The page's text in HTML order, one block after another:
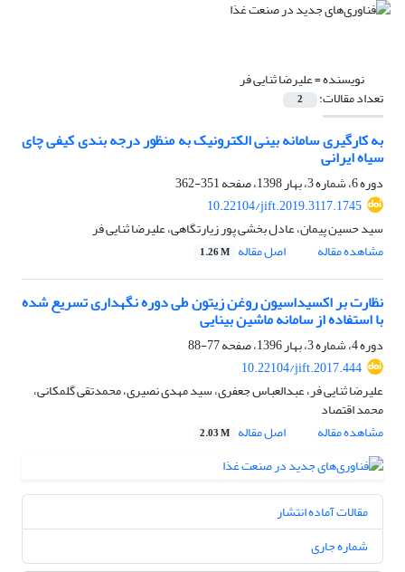
نویسنده =علیرضا ثنایی فر
تعداد مقالات: 2
به کارگیری سامانه بینی الکترونیک به منظور درجه بندی کیفی چای
سیاه ایرانی
دوره 6، شماره 3، بهار 1398، صفحه
351-362
10.22104/jift.2019.3117.1745
سید حسین پیمان، عادل بخشی پور زیارتگاهی، علیرضا ثنایی فر
مشاهده مقاله
اصل مقاله 1.26 M
نظارت بر اکسیداسیون روغن زیتون طی دوره نگهداری تسریع شده
با استفاده از سامانه ماشین بینایی
دوره 4، شماره 3، بهار 1396، صفحه
77-88
10.22104/jift.2017.444
علیرضا ثنایی فر، عبدالعباس جعفری، سید مهدی نصیری، محمدتقی گلمکانی،
محمد اقتصاد
مشاهده مقاله
اصل مقاله 2.03 M
مقالات آماده انتشار
شماره جاری